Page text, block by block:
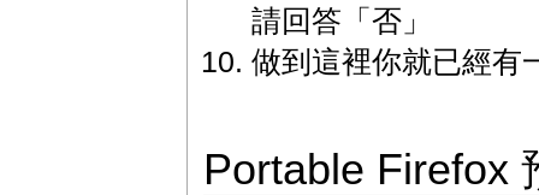
請回答「否」
做到這裡你就已經有
Portable Firefox